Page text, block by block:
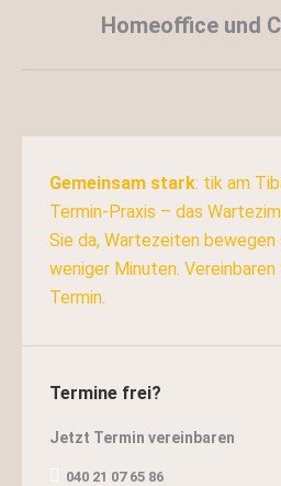
Homeoffice und
Gemeinsam stark: tik am
Termin-Praxis – das
Sie da, Wartezeiten bewegen
weniger Minuten. Vereinbaren
Termin.
Termine frei?
Jetzt Termin vereinbaren
040 21 07 65 86